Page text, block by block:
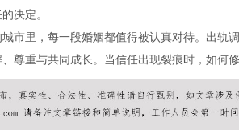
决定。
市里，每一段婚姻都值得被认真对待。出轨
尊重与共同成长。当信任出现裂痕时，如何